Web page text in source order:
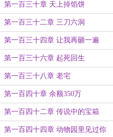
第一百三十章 天上掉馅饼
第一百三十二章 三刀六洞
第一百三十四章 让我再砸一遍
第一百三十六章 起死回生
第一百三十八章 老宅
第一百四十章 余额350万
第一百四十二章 传说中的宝箱
第一百四十四章 动物园里见过你